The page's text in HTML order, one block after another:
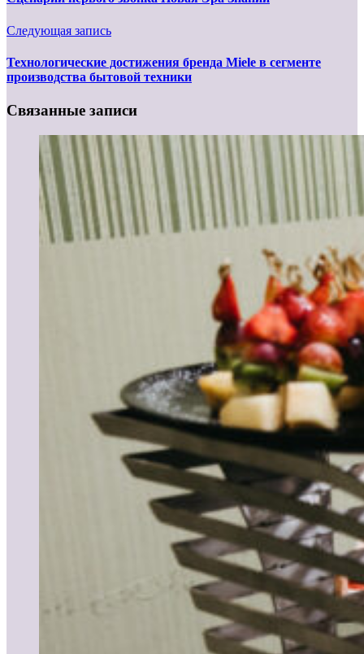
Следующая запись
Технологические достижения бренда Miele в сегменте
производства бытовой техники
Связанные записи